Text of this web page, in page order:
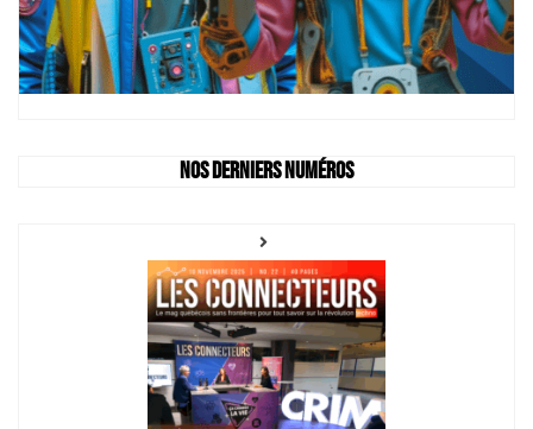
Nos derniers numéros